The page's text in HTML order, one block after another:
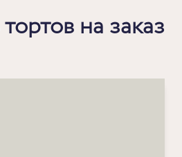
тортов на заказ